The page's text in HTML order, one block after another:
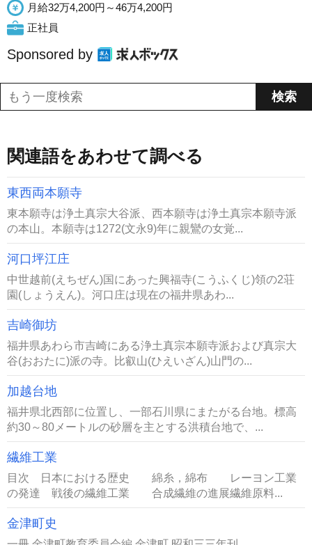
月給32万4,200円～46万4,200円
正社員
Sponsored by
関連語をあわせて調べる
東西両本願寺
東本願寺は浄土真宗大谷派、西本願寺は浄土真宗本願寺派
の本山。本願寺は1272(文永9)年に親鸞の女覚...
河口坪江庄
中世越前(えちぜん)国にあった興福寺(こうふくじ)領の2荘
園(しょうえん)。河口庄は現在の福井県あわ...
吉崎御坊
福井県あわら市吉崎にある浄土真宗本願寺派および真宗大
谷(おおたに)派の寺。比叡山(ひえいざん)山門の...
加越台地
福井県北西部に位置し、一部石川県にまたがる台地。標高
約30～80メートルの砂層を主とする洪積台地で、...
繊維工業
目次 日本における歴史 綿糸，綿布 レーヨン工業
の発達 戦後の繊維工業 合成繊維の進展繊維原料...
金津町史